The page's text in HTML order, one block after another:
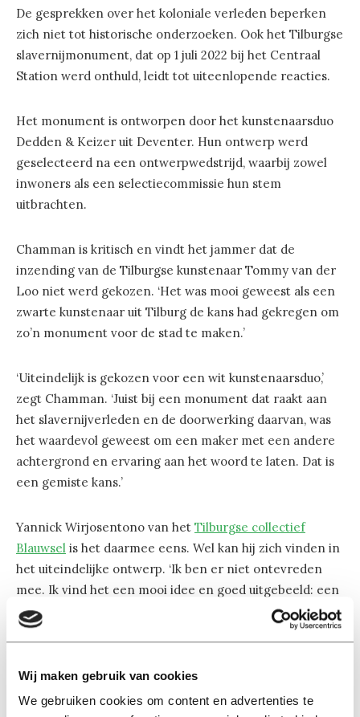
Wij maken gebruik van cookies
We gebruiken cookies om content en advertenties te
De gesprekken over het koloniale verleden beperken
zich niet tot historische onderzoeken. Ook het Tilburgse
slavernijmonument, dat op 1 juli 2022 bij het Centraal
Station werd onthuld, leidt tot uiteenlopende reacties.
Het monument is ontworpen door het kunstenaarsduo
Dedden & Keizer uit Deventer. Hun ontwerp werd
geselecteerd na een ontwerpwedstrijd, waarbij zowel
inwoners als een selectiecommissie hun stem
uitbrachten.
Chamman is kritisch en vindt het jammer dat de
inzending van de Tilburgse kunstenaar Tommy van der
Loo niet werd gekozen. ‘Het was mooi geweest als een
zwarte kunstenaar uit Tilburg de kans had gekregen om
zo’n monument voor de stad te maken.’
‘Uiteindelijk is gekozen voor een wit kunstenaarsduo,’
zegt Chamman. ‘Juist bij een monument dat raakt aan
het slavernijverleden en de doorwerking daarvan, was
het waardevol geweest om een maker met een andere
achtergrond en ervaring aan het woord te laten. Dat is
een gemiste kans.’
Yannick Wirjosentono van het Tilburgse collectief
Blauwsel is het daarmee eens. Wel kan hij zich vinden in
het uiteindelijke ontwerp. ‘Ik ben er niet ontevreden
mee. Ik vind het een mooi idee en goed uitgebeeld: een
meisje dat op gebroken ketens zit en een moment van
zelfbesef lijkt te hebben. Ook de locatie vind ik sterk.
langslopen. Juist tijdens de herdenking zien
voorbijgangers dat er iets gebeurt. Dat wekt